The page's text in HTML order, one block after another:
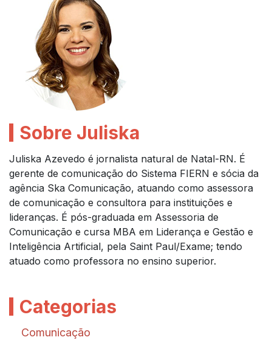
Sobre Juliska
Juliska Azevedo é jornalista natural de Natal-RN. É
gerente de comunicação do Sistema FIERN e sócia da
agência Ska Comunicação, atuando como assessora
de comunicação e consultora para instituições e
lideranças. É pós-graduada em Assessoria de
Comunicação e cursa MBA em Liderança e Gestão e
Inteligência Artificial, pela Saint Paul/Exame; tendo
atuado como professora no ensino superior.
Categorias
Comunicação